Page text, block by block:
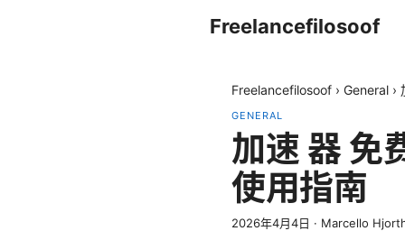
Freelancefilosoof
Freelancefilosoof › General ›
GENERAL
加速 器 免
使用指南
2026年4月4日 · Marcello